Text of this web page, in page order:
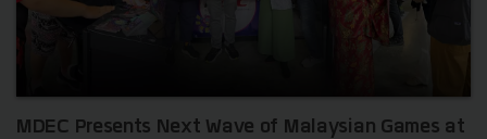
MDEC Presents Next Wave of Malaysian Games at